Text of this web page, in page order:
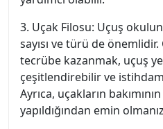
3. Uçak Filosu: Uçuş
sayısı ve türü de
tecrübe kazanmak, uçuş
çeşitlendirebilir ve
Ayrıca, uçakların
yapıldığından emin